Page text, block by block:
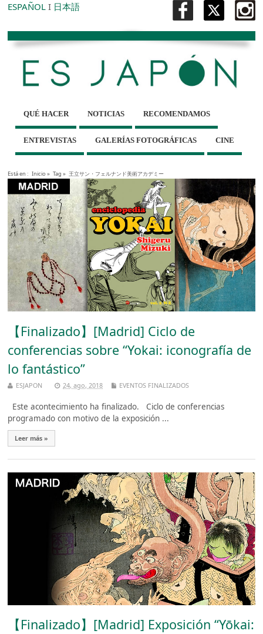
ESPAÑOL I 日本語
QUÉ HACER NOTICIAS RECOMENDAMOS
ENTREVISTAS GALERÍAS FOTOGRÁFICAS CINE
Está en : Inicio» Tag » 王立サン・フェルナンド美術アカデミー
【Finalizado】[Madrid] Ciclo de
conferencias sobre “Yokai: iconografía de
lo fantástico”
ESJAPON 24, ago, 2018 EVENTOS FINALIZADOS
Este acontecimiento ha finalizado. Ciclo de conferencias
programado con motivo de la exposición ...
Leer más »
【Finalizado】[Madrid] Exposición “Yōkai: